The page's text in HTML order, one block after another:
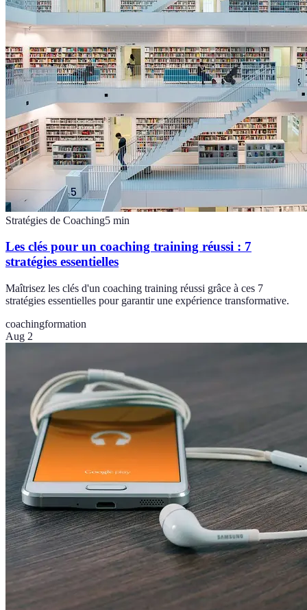
Stratégies de Coaching5 min
Les clés pour un coaching training réussi : 7
stratégies essentielles
Maîtrisez les clés d'un coaching training réussi grâce à ces 7
stratégies essentielles pour garantir une expérience transformative.
coachingformation
Aug 2